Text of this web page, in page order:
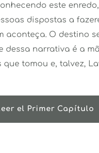
este
dispostas a
aconteça. O destino
dessa narrativa é a
tomou e, talvez,
el Primer Capítulo